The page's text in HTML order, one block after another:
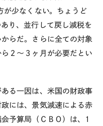
少なくない。ちょうど
り、並行して戻し減税を
らだ。さらに全ての対象
２～３ヶ月が必要だとい
る一因は、米国の財政事
には、景気減速による赤
予算局（ＣＢＯ）は、1